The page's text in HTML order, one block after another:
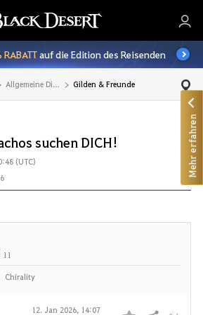
RABATTauf die Edition des Reisenden
Allgemeine Diskussionen Gilden & Freunde
suchen DICH!
(UTC)
12. Jan 2026, 14:07
11
Chirality
Mehr erfahren